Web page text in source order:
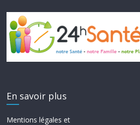
En savoir plus
Mentions légales et